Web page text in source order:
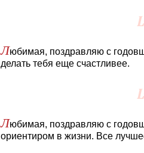
Любимая, поздравляю с
делать тебя еще счастливее.
Любимая, поздравляю с
ориентиром в жизни. Все